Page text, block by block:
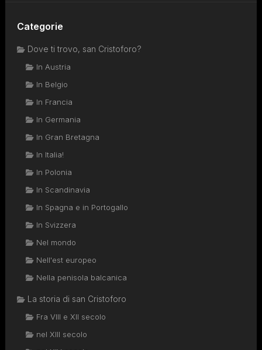
Categorie
Dove ti trovo, san Cristoforo?
In Austria
In Belgio
In Francia
In Germania
In Gran Bretagna
In Italia!
In Polonia
In Scandinavia
In Spagna e in Portogallo
In Svizzera
Nel mondo
Nell'est europeo
Nella penisola balcanica
La storia di san Cristoforo
Fra VIII e XII secolo
nel XIII secolo